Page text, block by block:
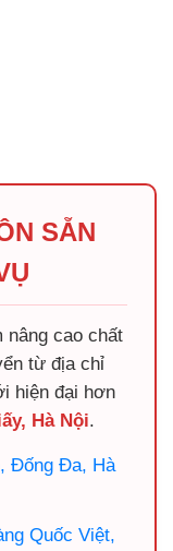
SẴN
nâng cao chất
từ địa chỉ
hiện đại hơn
Hà Nội.
Đống Đa, Hà
Quốc Việt,